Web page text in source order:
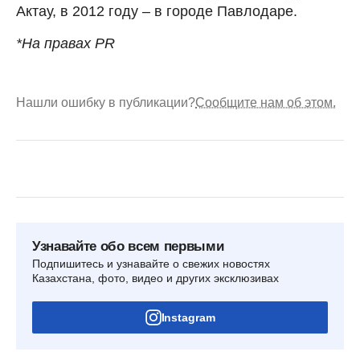
Актау, в 2012 году – в городе Павлодаре.
*На правах PR
Нашли ошибку в публикации?Сообщите нам об этом.
Узнавайте обо всем первыми
Подпишитесь и узнавайте о свежих новостях
Казахстана, фото, видео и других эксклюзивах
Instagram